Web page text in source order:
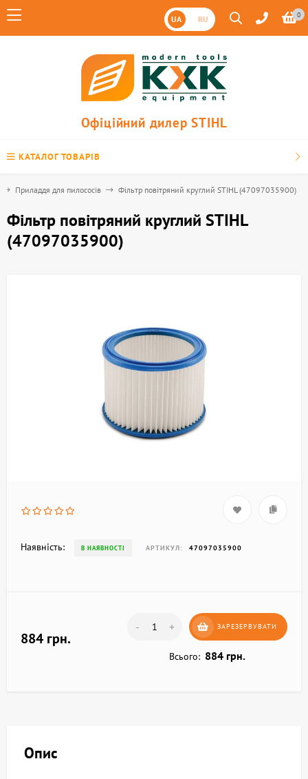
UA RU 0
Офіційний дилер STIHL
КАТАЛОГ ТОВАРІВ
Приладдя для пилососів Фільтр повітряний круглий STIHL (47097035900)
Фільтр повітряний круглий STIHL
(47097035900)
Наявність: В НАЯВНОСТІ АРТИКУЛ: 47097035900
884 грн.
- + ЗАРЕЗЕРВУВАТИ
Всього: 884 грн.
Опис